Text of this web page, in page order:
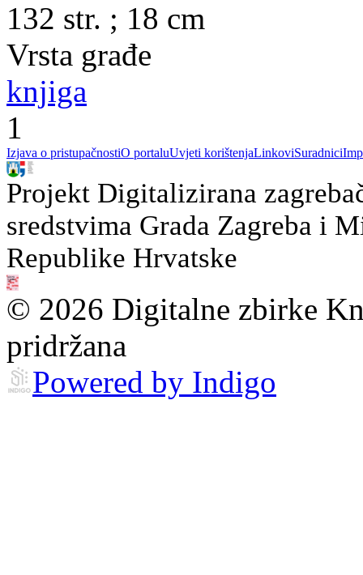
132 str. ; 18 cm
Vrsta građe
knjiga
1
Izjava o pristupačnostiO portaluUvjeti korištenjaLinkoviSuradnici
Projekt Digitalizirana
sredstvima Grada Zagreba i
Republike Hrvatske
© 2026 Digitalne zbirke
pridržana
Powered by Indigo